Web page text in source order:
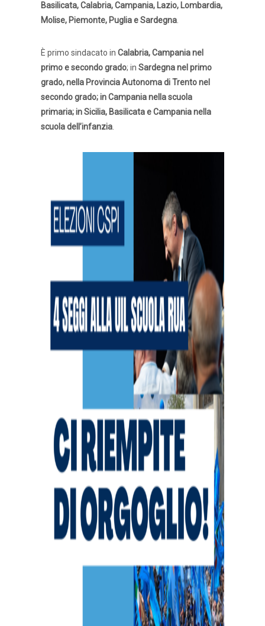
Basilicata, Calabria, Campania, Lazio, Lombardia,
Molise, Piemonte, Puglia e Sardegna
È primo sindacato in Calabria, Campania nel
primo e secondo grado; in Sardegna nel primo
grado, nella Provincia Autonoma di Trento nel
secondo grado; inCampania nella scuola
primaria; in Sicilia, Basilicata e Campania nella
scuola dell’infanzia